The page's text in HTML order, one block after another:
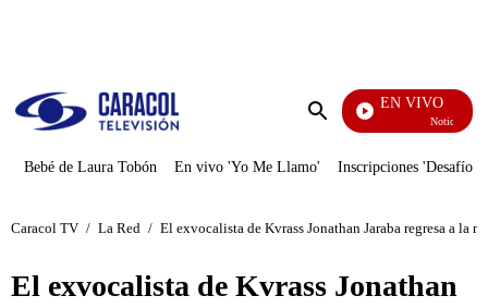
Enviar
EN VIVO
Noticias
Bebé de Laura Tobón En vivo 'Yo Me Llamo' Inscripciones 'Desafío'
Caracol TV / La Red / El exvocalista de Kvrass Jonathan Jaraba regresa a la
El exvocalista de Kvrass Jonathan